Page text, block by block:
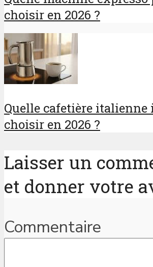
choisir en 2026 ?
Quelle cafetière
choisir en 2026 ?
Laisser un
et donner votre
Commentaire